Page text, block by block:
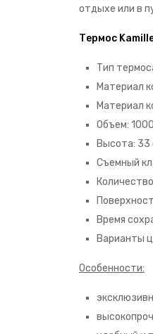
отдыхе или в
Термос
Тип
Материал
Материал
Объем:
Высота: 33
Съемный
Время
Варианты
Особенности: